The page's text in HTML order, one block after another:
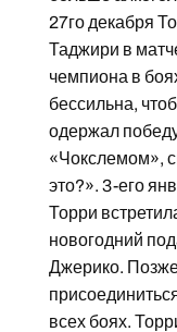
27го декабря
Таджири в
чемпиона в
бессильна,
одержал
«Чокслемом»,
это?». 3-его
Торри
новогодний
Джерико.
всех боях.